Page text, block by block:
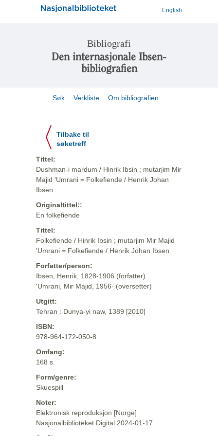
English
Bibliografi
Den internasjonale Ibsen-
bibliografien
Søk Verkliste Om bibliografien
Tilbake til
søketreff
Tittel:
Dushman-i mardum / Hinrik Ibsin ; mutarjim Mir
Majid 'Umrani = Folkefiende / Henrik Johan
Ibsen
Originaltittel::
En folkefiende
Tittel:
Folkefiende / Hinrik Ibsin ; mutarjim Mir Majid
'Umrani = Folkefiende / Henrik Johan Ibsen
Forfatter/person:
Ibsen, Henrik, 1828-1906 (forfatter)
'Umrani, Mir Majid, 1956- (oversetter)
Utgitt:
Tehran : Dunya-yi naw, 1389 [2010]
ISBN:
978-964-172-050-8
Omfang:
168 s.
Form/genre:
Skuespill
Noter:
Elektronisk reproduksjon [Norge]
Nasjonalbiblioteket Digital 2024-01-17